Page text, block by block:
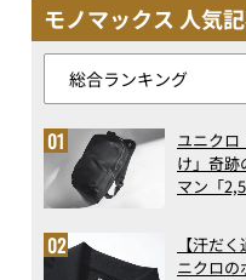
モノマックス 人気
ユニクロ
け」奇跡
マン「
ト3】（
【汗だ
ニクロの